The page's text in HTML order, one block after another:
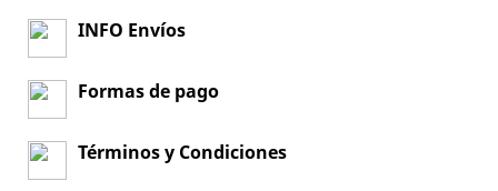
INFO Envíos
Formas de pago
Términos y Condiciones